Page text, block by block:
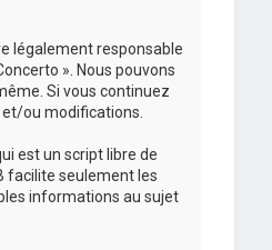
légalement responsable
». Nous pouvons
Si vous continuez
ou modifications.
est un script libre de
facilite seulement les
informations au sujet